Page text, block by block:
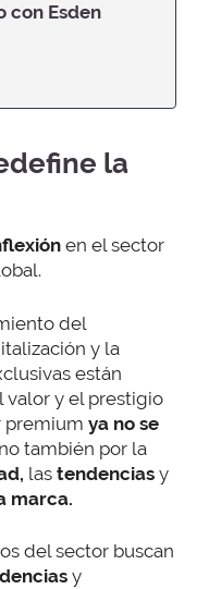
con Esden
la
en el sector
del
y la
están
y el prestigio
premium ya no se
también por la
las tendencias y
marca.
del sector buscan
y